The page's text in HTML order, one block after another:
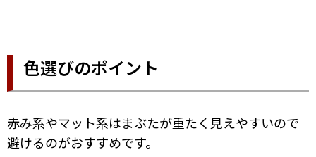
色選びのポイント
赤み系やマット系はまぶたが重たく見えやすいので
避けるのがおすすめです。